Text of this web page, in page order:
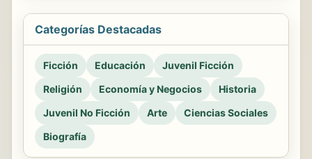
Categorías Destacadas
Ficción Educación
Juvenil Ficción
Religión
Economía y Negocios
Historia
Juvenil No Ficción
Arte
Ciencias Sociales
Biografía